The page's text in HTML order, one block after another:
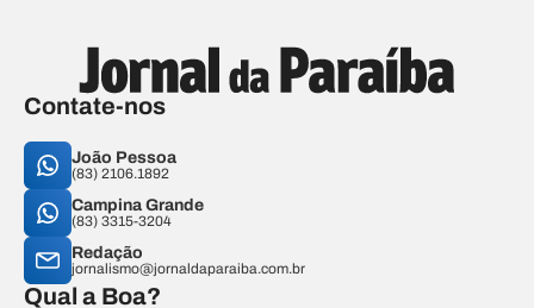
Contate-nos
João Pessoa
(83) 2106.1892
Campina Grande
(83) 3315-3204
Redação
jornalismo@jornaldaparaiba.com.br
Qual a Boa?